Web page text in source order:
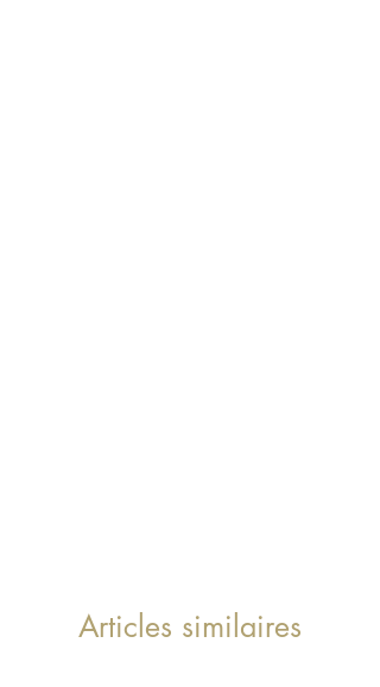
Articles similaires